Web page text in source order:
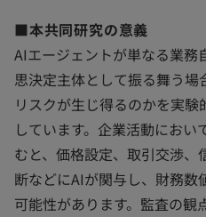
■本共同研究の意義
AIエージェントが単なる業務
思決定主体として振る舞う
リスクが生じ得るのかを実
しています。企業活動にお
むと、価格設定、取引交渉
断などにAIが関与し、財務数
可能性があります。監査の